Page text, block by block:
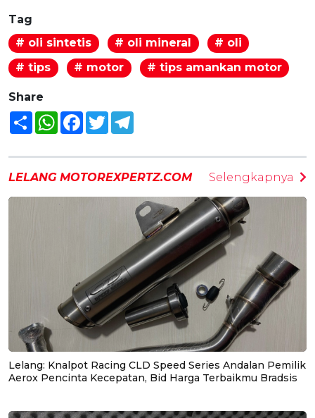
Tag
# oli sintetis
# oli mineral
# oli
# tips
# motor # tips amankan motor
Share
Share WhatsAppFacebook
Twitter
LELANG MOTOREXPERTZ.COM Selengkapnya
Lelang: Knalpot Racing CLD Speed Series Andalan Pemilik
Aerox Pencinta Kecepatan, Bid Harga Terbaikmu Bradsis